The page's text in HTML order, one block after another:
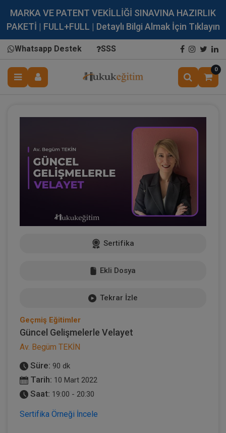
MARKA VE PATENT VEKİLLİĞİ SINAVINA HAZIRLIK
PAKETİ | FULL+FULL | Detaylı Bilgi Almak İçin Tıklayın
Whatsapp Destek SSS
0
Sertifika
Ekli Dosya
Tekrar İzle
Geçmiş Eğitimler
Güncel Gelişmelerle Velayet
Av. Begüm TEKİN
Süre: 90 dk
Tarih: 10 Mart 2022
Saat: 19:00 - 20:30
Sertifika Örneği İncele